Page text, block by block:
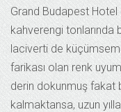
Grand Budapest Hotel
kahverengi tonlarında
laciverti de
farikası olan renk
derin dokunmuş fakat
kalmaktansa, uzun